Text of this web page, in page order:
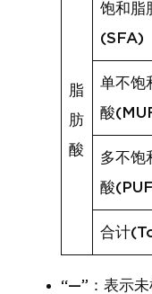
脂
肪
酸
饱和脂
(SFA)
单不饱
酸
多不饱
酸
合计
“—”：表示未